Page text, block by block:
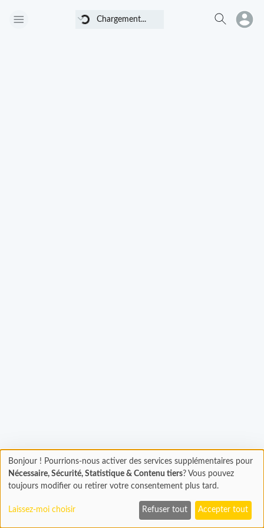
Chargement... Chargement...
Chargement
En cours...
Bonjour ! Pourrions-nous activer des services supplémentaires pour
Nécessaire, Sécurité, Statistique & Contenu tiers? Vous pouvez
toujours modifier ou retirer votre consentement plus tard.
Laissez-moi choisir Refuser tout Accepter tout